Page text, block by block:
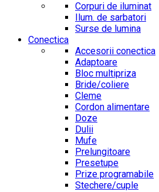
Corpuri de iluminat
Ilum. de sarbatori
Surse de lumina
Conectica
Accesorii conectica
Adaptoare
Bloc multipriza
Bride/coliere
Cleme
Cordon alimentare
Doze
Dulii
Mufe
Prelungitoare
Presetupe
Prize programabile
Stechere/cuple